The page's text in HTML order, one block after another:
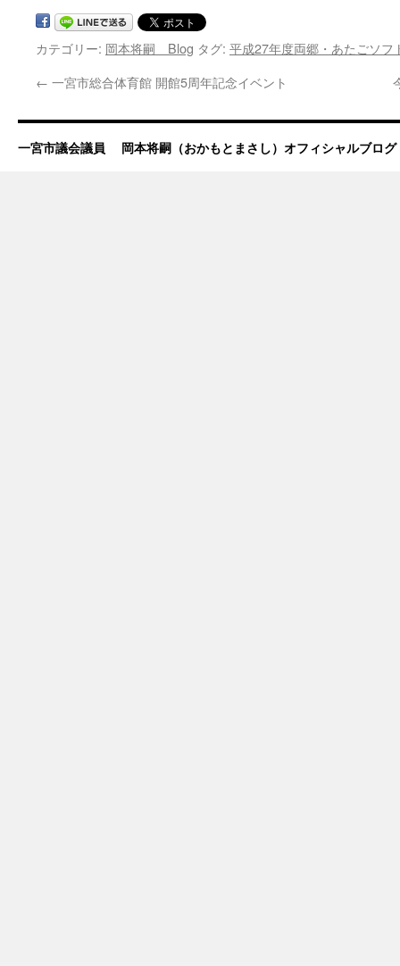
カテゴリー: 岡本将嗣 Blog タグ: 平成27年度両郷・あたごソフ
← 一宮市総合体育館 開館5周年記念イベント
一宮市議会議員 岡本将嗣（おかもとまさし）オフィシャルブログ